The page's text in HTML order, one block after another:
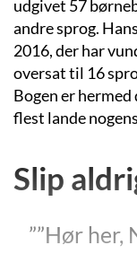
udgivet 57
andre sprog.
2016, der har
oversat til 16
Bogen er
flest lande
Slip
””Hør her,